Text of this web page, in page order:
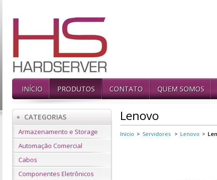
INÍCIO PRODUTOS CONTATO QUEM SOMOS
CATEGORIAS
Armazenamento e Storage
Automação Comercial
Cabos
Componentes Eletrônicos
Lenovo
Início > Servidores > Lenovo >